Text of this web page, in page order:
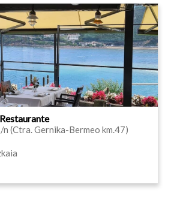
(Ctra. Gernika-Bermeo km.47)